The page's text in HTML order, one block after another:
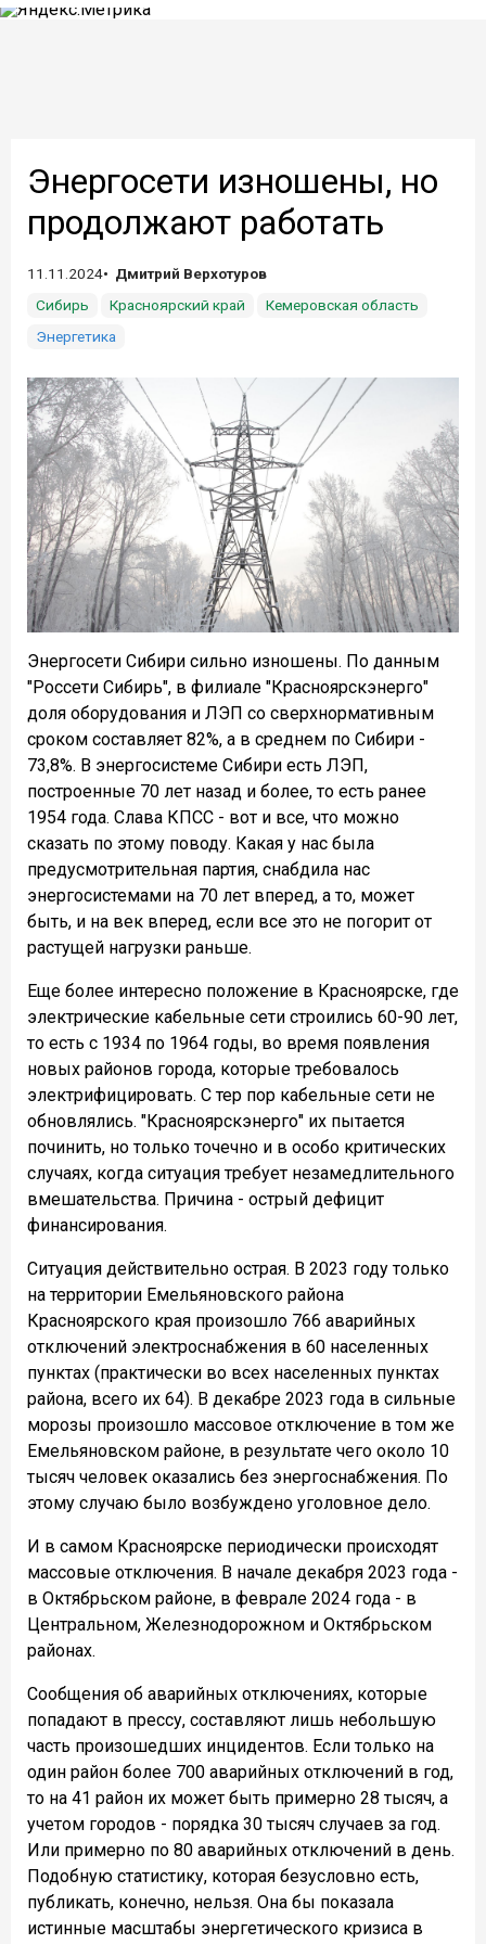
Энергосети изношены, но
продолжают работать
11.11.2024
Дмитрий Верхотуров
Сибирь
Красноярский край
Кемеровская область
Энергетика
Энергосети Сибири сильно изношены. По данным
"Россети Сибирь", в филиале "Красноярскэнерго"
доля оборудования и ЛЭП со сверхнормативным
сроком составляет 82%, а в среднем по Сибири -
73,8%. В энергосистеме Сибири есть ЛЭП,
построенные 70 лет назад и более, то есть ранее
1954 года. Слава КПСС - вот и все, что можно
сказать по этому поводу. Какая у нас была
предусмотрительная партия, снабдила нас
энергосистемами на 70 лет вперед, а то, может
быть, и на век вперед, если все это не погорит от
растущей нагрузки раньше.
Еще более интересно положение в Красноярске, где
электрические кабельные сети строились 60-90 лет,
то есть с 1934 по 1964 годы, во время появления
новых районов города, которые требовалось
электрифицировать. С тер пор кабельные сети не
обновлялись. "Красноярскэнерго" их пытается
починить, но только точечно и в особо критических
случаях, когда ситуация требует незамедлительного
вмешательства. Причина - острый дефицит
финансирования.
Ситуация действительно острая. В 2023 году только
на территории Емельяновского района
Красноярского края произошло 766 аварийных
отключений электроснабжения в 60 населенных
пунктах (практически во всех населенных пунктах
района, всего их 64). В декабре 2023 года в сильные
морозы произошло массовое отключение в том же
Емельяновском районе, в результате чего около 10
тысяч человек оказались без энергоснабжения. По
этому случаю было возбуждено уголовное дело.
И в самом Красноярске периодически происходят
массовые отключения. В начале декабря 2023 года -
в Октябрьском районе, в феврале 2024 года - в
Центральном, Железнодорожном и Октябрьском
районах.
Сообщения об аварийных отключениях, которые
попадают в прессу, составляют лишь небольшую
часть произошедших инцидентов. Если только на
один район более 700 аварийных отключений в год,
то на 41 район их может быть примерно 28 тысяч, а
учетом городов - порядка 30 тысяч случаев за год.
Или примерно по 80 аварийных отключений в день.
Подобную статистику, которая безусловно есть,
публикать, конечно, нельзя. Она бы показала
истинные масштабы энергетического кризиса в